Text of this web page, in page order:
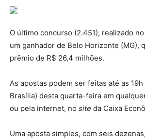
O último concurso (2.451), realizado
um ganhador de Belo Horizonte (MG),
prêmio de R$ 26,4 milhões.
As apostas podem ser feitas até as
Brasília) desta quarta-feira em
ou pela internet, no site da Caixa
Uma aposta simples, com seis